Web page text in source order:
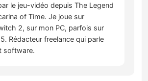
le jeu-vidéo depuis The Legend
of Time. Je joue sur
2, sur mon PC, parfois sur
Rédacteur freelance qui parle
software.